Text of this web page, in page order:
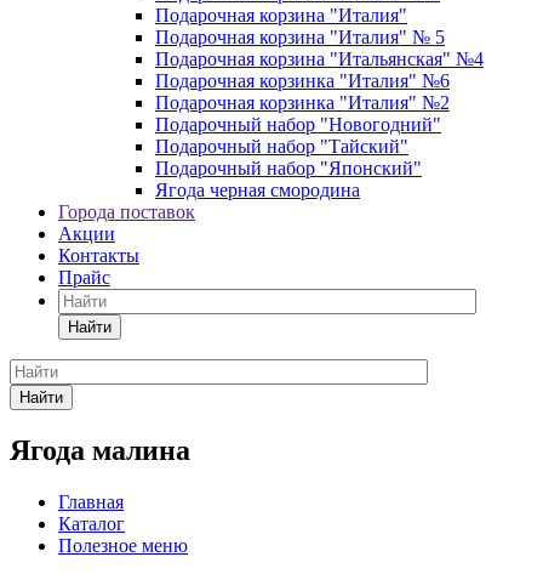
Подарочная корзина "Италия"
Подарочная корзина "Италия" № 5
Подарочная корзина "Итальянская" №4
Подарочная корзинка "Италия" №6
Подарочная корзинка "Италия" №2
Подарочный набор "Новогодний"
Подарочный набор "Тайский"
Подарочный набор "Японский"
Ягода черная смородина
Города поставок
Акции
Контакты
Прайс
Найти
Найти
Ягода малина
Главная
Каталог
Полезное меню